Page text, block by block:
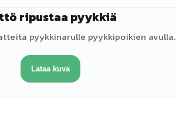
ripustaa pyykkiä
pyykkinarulle pyykkipoikien avulla.
Lataa kuva